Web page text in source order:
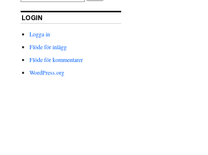
LOGIN
Logga in
Flöde för inlägg
Flöde för kommentarer
WordPress.org